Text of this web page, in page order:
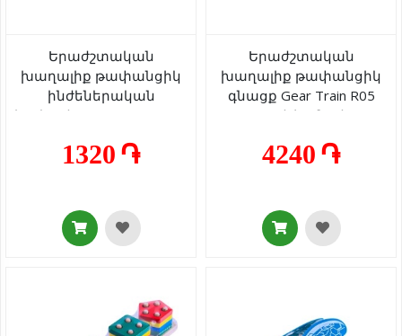
Երաժշտական
խաղալիք թափանցիկ
ինժեներական
էքսկավատոր Gear Track
3+
1320 ֏
Երաժշտական
խաղալիք թափանցիկ
գնացք Gear Train R05
լույսով/ձայնով 3+
4240 ֏